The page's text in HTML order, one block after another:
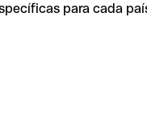
para cada